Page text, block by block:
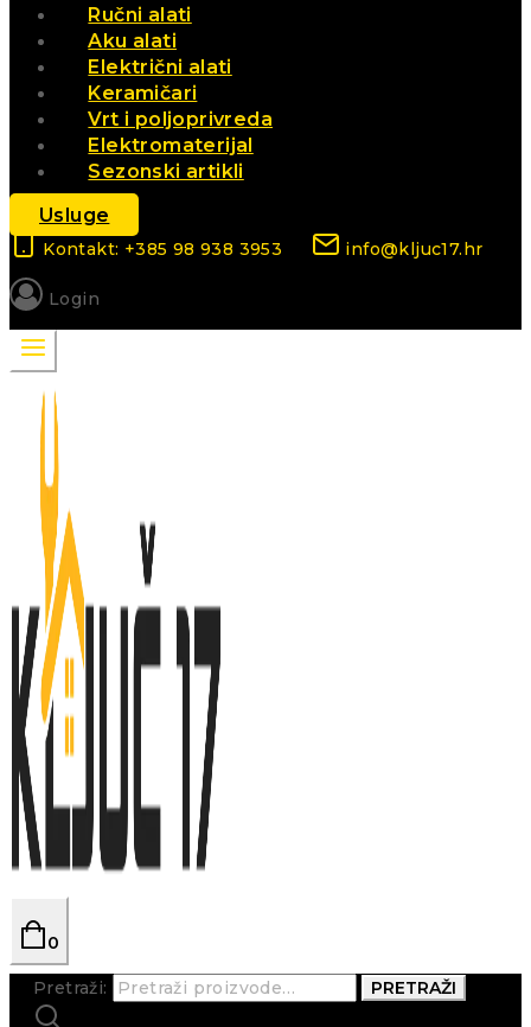
Ručni alati
Aku alati
Električni alati
Keramičari
Vrt i poljoprivreda
Elektromaterijal
Sezonski artikli
Usluge
Kontakt: +385 98 938 3953 info@kljuc17.hr
Login
0
Pretraži: PRETRAŽI